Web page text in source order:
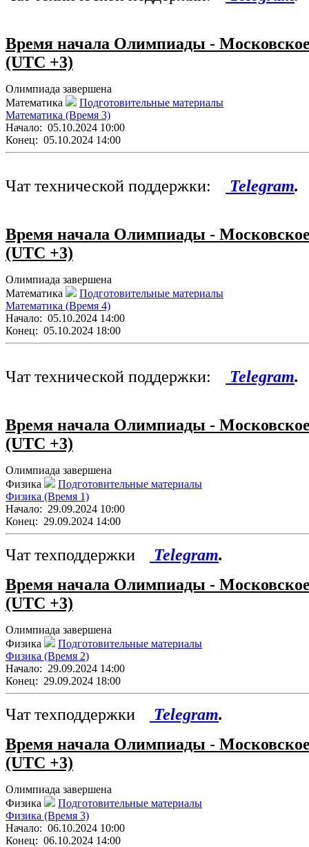
Время начала Олимпиады -
(UTC +3)
Олимпиада завершена
Математика
Подготовительные материалы
Математика (Время 3)
Начало: 05.10.2024 10:00
Конец: 05.10.2024 14:00
Чат технической поддержки: Telegram.
Время начала Олимпиады -
(UTC +3)
Олимпиада завершена
Математика
Подготовительные материалы
Математика (Время 4)
Начало: 05.10.2024 14:00
Конец: 05.10.2024 18:00
Чат технической поддержки: Telegram.
Время начала Олимпиады -
(UTC +3)
Олимпиада завершена
Физика
Подготовительные материалы
Физика (Время 1)
Начало: 29.09.2024 10:00
Конец: 29.09.2024 14:00
Чат техподдержки Telegram.
Время начала Олимпиады -
(UTC +3)
Олимпиада завершена
Физика
Подготовительные материалы
Физика (Время 2)
Начало: 29.09.2024 14:00
Конец: 29.09.2024 18:00
Чат техподдержки Telegram.
Время начала Олимпиады -
(UTC +3)
Олимпиада завершена
Физика
Подготовительные материалы
Физика (Время 3)
Начало: 06.10.2024 10:00
Конец: 06.10.2024 14:00